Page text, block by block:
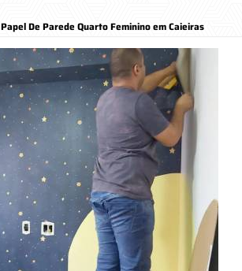
Papel De Parede Quarto Feminino em Caieiras